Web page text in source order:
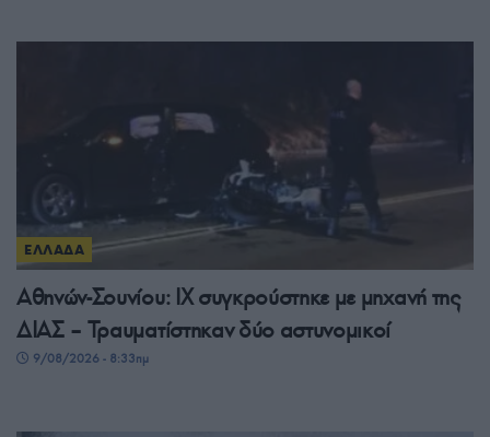
ΕΛΛΑΔΑ
Αθηνών-Σουνίου: ΙΧ συγκρούστηκε με μηχανή της
ΔΙΑΣ – Τραυματίστηκαν δύο αστυνομικοί
9/08/2026 - 8:33πμ